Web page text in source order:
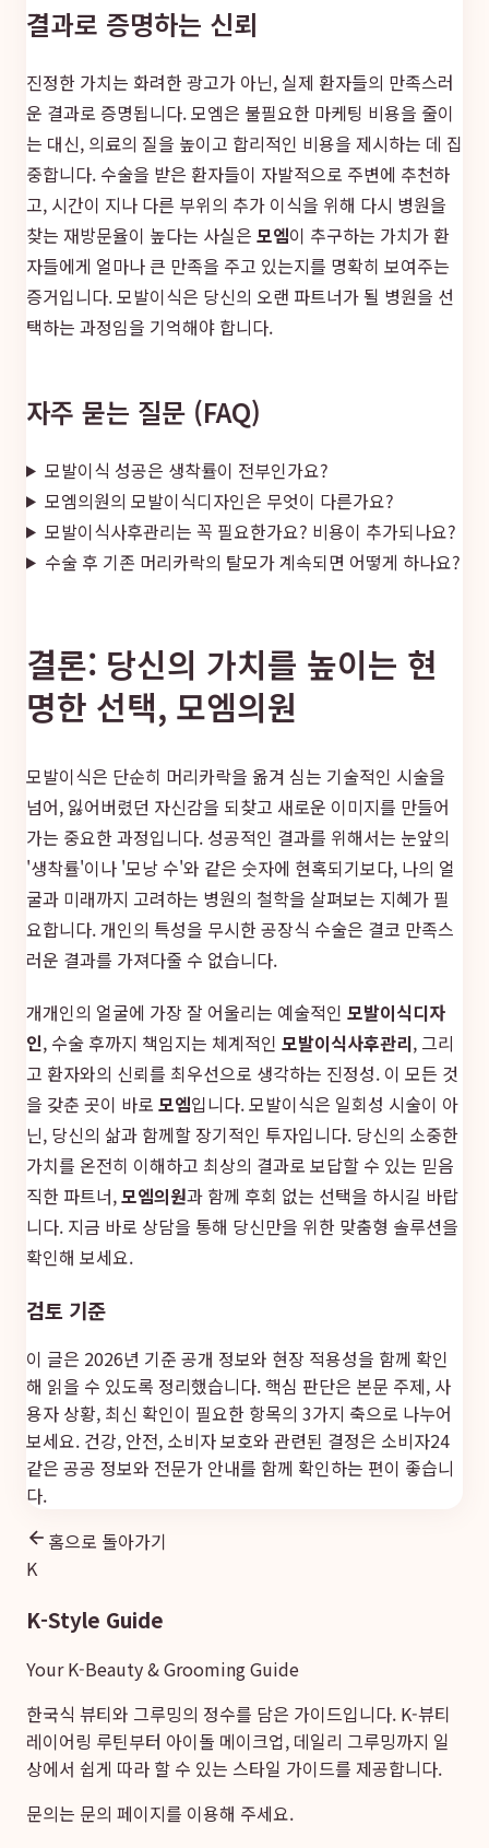
결과로 증명하는 신뢰
진정한 가치는 화려한 광고가 아닌, 실제 환자들의 만족스러
운 결과로 증명됩니다. 모엠은 불필요한 마케팅 비용을 줄이
는 대신, 의료의 질을 높이고 합리적인 비용을 제시하는 데 집
중합니다. 수술을 받은 환자들이 자발적으로 주변에 추천하
고, 시간이 지나 다른 부위의 추가 이식을 위해 다시 병원을
찾는 재방문율이 높다는 사실은 모엠이 추구하는 가치가 환
자들에게 얼마나 큰 만족을 주고 있는지를 명확히 보여주는
증거입니다. 모발이식은 당신의 오랜 파트너가 될 병원을 선
택하는 과정임을 기억해야 합니다.
자주 묻는 질문 (FAQ)
모발이식 성공은 생착률이 전부인가요?
모엠의원의 모발이식디자인은 무엇이 다른가요?
모발이식사후관리는 꼭 필요한가요? 비용이 추가되나요?
수술 후 기존 머리카락의 탈모가 계속되면 어떻게 하나요?
결론: 당신의 가치를 높이는 현
명한 선택, 모엠의원
모발이식은 단순히 머리카락을 옮겨 심는 기술적인 시술을
넘어, 잃어버렸던 자신감을 되찾고 새로운 이미지를 만들어
가는 중요한 과정입니다. 성공적인 결과를 위해서는 눈앞의
'생착률'이나 '모낭 수'와 같은 숫자에 현혹되기보다, 나의 얼
굴과 미래까지 고려하는 병원의 철학을 살펴보는 지혜가 필
요합니다. 개인의 특성을 무시한 공장식 수술은 결코 만족스
러운 결과를 가져다줄 수 없습니다.
개개인의 얼굴에 가장 잘 어울리는 예술적인 모발이식디자
인, 수술 후까지 책임지는 체계적인 모발이식사후관리, 그리
고 환자와의 신뢰를 최우선으로 생각하는 진정성. 이 모든 것
을 갖춘 곳이 바로 모엠입니다. 모발이식은 일회성 시술이 아
닌, 당신의 삶과 함께할 장기적인 투자입니다. 당신의 소중한
가치를 온전히 이해하고 최상의 결과로 보답할 수 있는 믿음
직한 파트너,모엠의원과 함께 후회 없는 선택을 하시길 바랍
니다. 지금 바로 상담을 통해 당신만을 위한 맞춤형 솔루션을
확인해 보세요.
검토 기준
이 글은 2026년 기준 공개 정보와 현장 적용성을 함께 확인
해 읽을 수 있도록 정리했습니다. 핵심 판단은 본문 주제, 사
용자 상황, 최신 확인이 필요한 항목의 3가지 축으로 나누어
보세요. 건강, 안전, 소비자 보호와 관련된 결정은 소비자24
같은 공공 정보와 전문가 안내를 함께 확인하는 편이 좋습니
다.
홈으로 돌아가기
K
K-Style Guide
Your K-Beauty & Grooming Guide
한국식 뷰티와 그루밍의 정수를 담은 가이드입니다. K-뷰티
레이어링 루틴부터 아이돌 메이크업, 데일리 그루밍까지 일
상에서 쉽게 따라 할 수 있는 스타일 가이드를 제공합니다.
문의는 문의 페이지를 이용해 주세요.